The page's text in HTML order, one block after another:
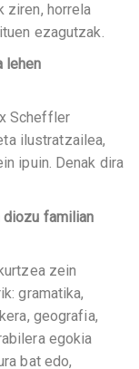
ziren, horrela
ezagutzak.
lehen
Scheffler
ilustratzailea,
ipuin. Denak dira
diozu familian
zein
gramatika,
geografia,
egokia
bat edo,